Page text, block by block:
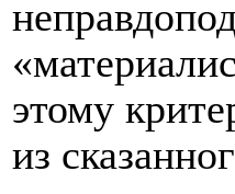
этому
из